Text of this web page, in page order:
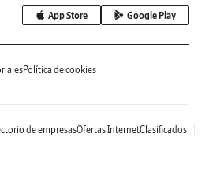
App Store Google Play
Política de cookies
de empresasOfertas InternetClasificados